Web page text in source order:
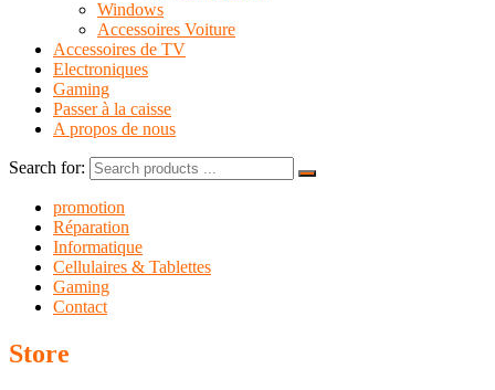
Windows
Accessoires Voiture
Accessoires de TV
Electroniques
Gaming
Passer à la caisse
A propos de nous
Search for:
promotion
Réparation
Informatique
Cellulaires & Tablettes
Gaming
Contact
Store